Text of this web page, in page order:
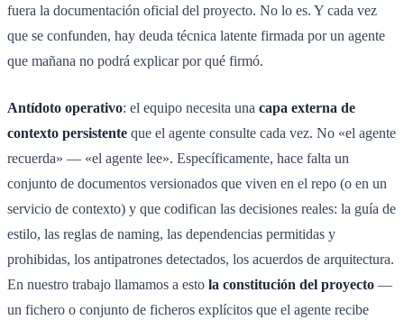
fuera la documentación oficial del proyecto. No lo es. Y cada vez
que se confunden, hay deuda técnica latente firmada por un agente
que mañana no podrá explicar por qué firmó.
Antídoto operativo: el equipo necesita una capa externa de
contexto persistente que el agente consulte cada vez. No «el agente
recuerda» — «el agente lee». Específicamente, hace falta un
conjunto de documentos versionados que viven en el repo (o en un
servicio de contexto) y que codifican las decisiones reales: la guía de
estilo, las reglas de naming, las dependencias permitidas y
prohibidas, los antipatrones detectados, los acuerdos de arquitectura.
En nuestro trabajo llamamos a esto la constitución del proyecto —
un fichero o conjunto de ficheros explícitos que el agente recibe